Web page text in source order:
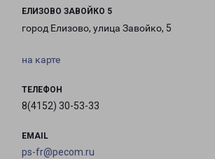
ЕЛИЗОВО ЗАВОЙКО 5
город Елизово, улица Завойко, 5
на карте
ТЕЛЕФОН
8(4152) 30-53-33
EMAIL
ps-fr@pecom.ru